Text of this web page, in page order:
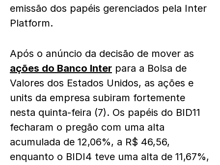
emissão dos papéis gerenciados pela Inter
Platform.
Após o anúncio da decisão de mover as
ações do Banco Inter para a Bolsa de
Valores dos Estados Unidos, as ações e
units da empresa subiram fortemente
nesta quinta-feira (7). Os papéis do BID11
fecharam o pregão com uma alta
acumulada de 12,06%, a R$ 46,56,
enquanto o BIDI4 teve uma alta de 11,67%,